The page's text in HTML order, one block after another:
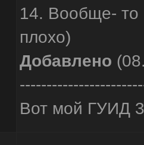
14. Вообще- то
плохо)
Добавлено
Вот мой ГУИД